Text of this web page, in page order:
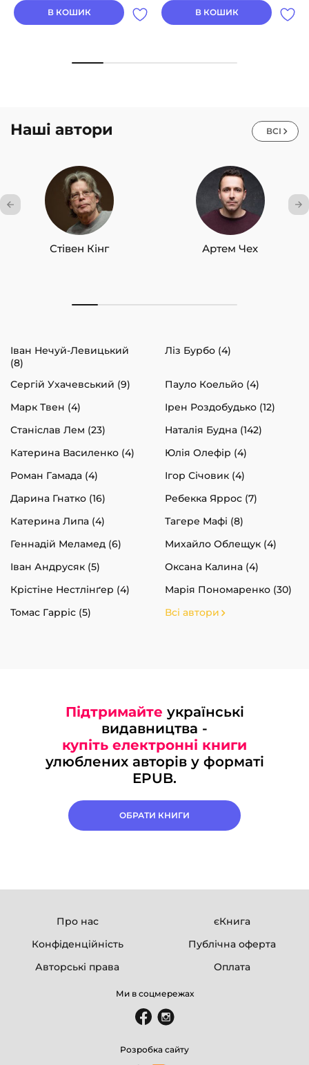
В КОШИК В КОШИК
Наші автори ВСІ
Стівен Кінг Артем Чех
Іван Нечуй-Левицький
(8)
Ліз Бурбо (4)
Сергій Ухачевський (9)
Пауло Коельйо (4)
Марк Твен (4)
Ірен Роздобудько (12)
Станіслав Лем (23)
Наталія Будна (142)
Катерина Василенко (4)
Юлія Олефір (4)
Роман Гамада (4)
Ігор Січовик (4)
Дарина Гнатко (16)
Ребекка Яррос (7)
Катерина Липа (4)
Тагере Мафі (8)
Геннадій Меламед (6)
Михайло Облещук (4)
Іван Андрусяк (5)
Оксана Калина (4)
Крістіне Нестлінґер (4)
Марія Пономаренко (30)
Томас Гарріс (5)
Всі автори
Підтримайте українські
видавництва -
купіть електронні книги
улюблених авторів у форматі
EPUB.
ОБРАТИ КНИГИ
Про нас
єКнига
Конфіденційність
Публічна оферта
Авторські права
Оплата
Ми в соцмережах
Розробка сайту